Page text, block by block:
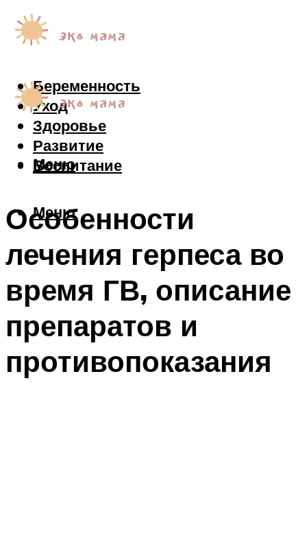
Беременность
Уход
Здоровье
Развитие
Воспитание
Меню
Меню
Особенности
лечения герпеса во
время ГВ, описание
препаратов и
противопоказания